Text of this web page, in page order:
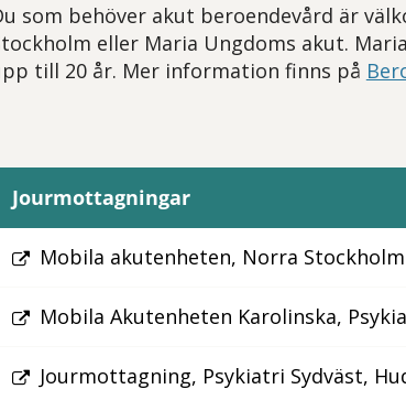
som behöver akut beroendevård är
eller Maria Ungdoms akut.
till 20 år. Mer information finns på
Jourmottagningar
Mobila akutenheten, Norra
Mobila Akutenheten Karolinska,
Jourmottagning, Psykiatri Sydväst,